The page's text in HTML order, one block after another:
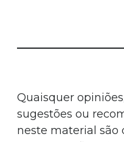
Quaisquer
sugestões ou
neste material são